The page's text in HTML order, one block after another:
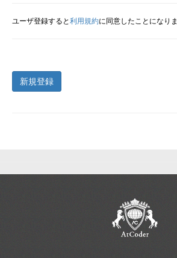
ユーザ登録すると利用規約に同意したことになり
新規登録